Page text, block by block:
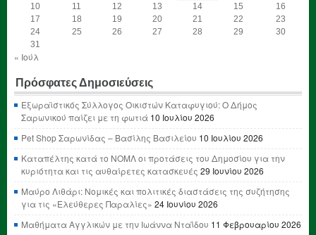
10
11 12 13 14 15
16
17
18 19 20 21 22
23
24
25 26 27 28 29
30
31
« Ιούλ
Πρόσφατες Δημοσιεύσεις
Εξωραϊστικός Σύλλογος Οικιστών Καταφυγιού: Ο Δήμος
Σαρωνικού παίζει με τη φωτιά 10 Ιουλίου 2026
Pet Shop Σαρωνίδας – Βασίλης Βασιλείου 10 Ιουλίου 2026
Καταπέλτης κατά το ΝΟΜΛ οι προτάσεις του Δημοσίου για την
κυριότητα και τις αυθαίρετες κατασκευές 29 Ιουνίου 2026
Μαύρο Λιθάρι: Νομικές και πολιτικές διαστάσεις της συζήτησης
για τις «Ελεύθερες Παραλίες» 24 Ιουνίου 2026
Μαθήματα Αγγλικών με την Ιωάννα Νταΐδου 11 Φεβρουαρίου 2026